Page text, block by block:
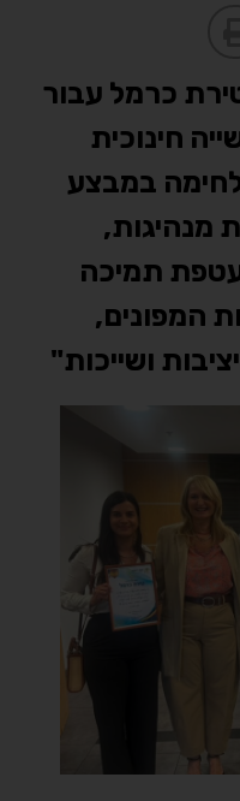
כרמל עבור
חינוכית
במבצע
מנהיגות,
תמיכה
המפונים,
ושייכות"